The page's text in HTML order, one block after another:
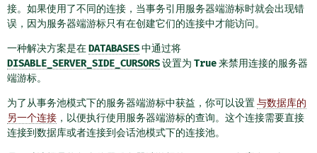
接。如果使用了不同的连接，当事务引用服务器端游标时就会出现错
误，因为服务器端游标只有在创建它们的连接中才能访问。
一种解决方案是在DATABASES中通过将
DISABLE_SERVER_SIDE_CURSORS设置为 True来禁用连接的服务器
端游标。
为了从事务池模式下的服务器端游标中获益，你可以设置与数据库的
另一个连接 ，以便执行使用服务器端游标的查询。这个连接需要直接
连接到数据库或者连接到会话池模式下的连接池。